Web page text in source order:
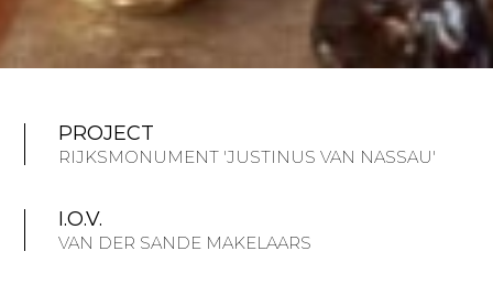
PROJECT
RIJKSMONUMENT 'JUSTINUS VAN NASSAU'
I.O.V.
VAN DER SANDE MAKELAARS